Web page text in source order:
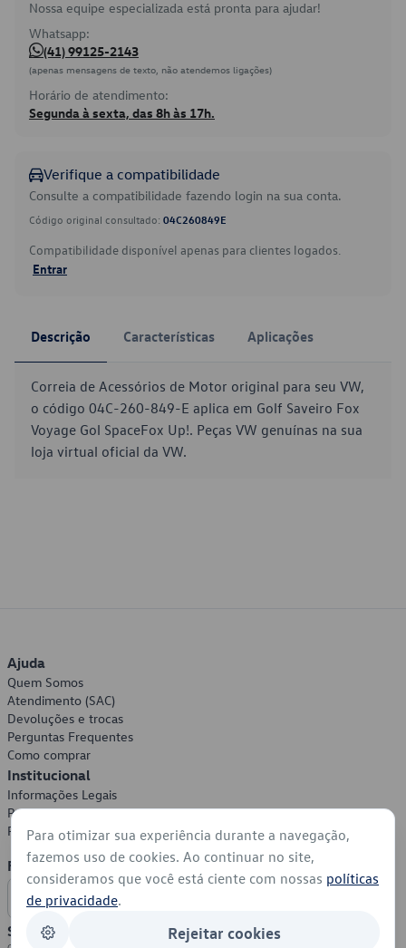
Nossa equipe especializada está pronta para ajudar!
Whatsapp:
(41) 99125-2143
(apenas mensagens de texto, não atendemos ligações)
Horário de atendimento:
Segunda à sexta, das 8h às 17h.
Verifique a compatibilidade
Consulte a compatibilidade fazendo login na sua conta.
Código original consultado: 04C260849E
Compatibilidade disponível apenas para clientes logados.
Entrar
Descrição Características Aplicações
Correia de Acessórios de Motor original para seu VW,
o código 04C-260-849-E aplica em Golf Saveiro Fox
Voyage Gol SpaceFox Up!. Peças VW genuínas na sua
loja virtual oficial da VW.
Ajuda
Quem Somos
Atendimento (SAC)
Devoluções e trocas
Perguntas Frequentes
Como comprar
Institucional
Informações Legais
Política de Privacidade
Política de Cookies
Formas de Pagamento
Segurança
Para otimizar sua experiência durante a navegação,
fazemos uso de cookies. Ao continuar no site,
consideramos que você está ciente com nossas políticas
de privacidade.
Rejeitar cookies